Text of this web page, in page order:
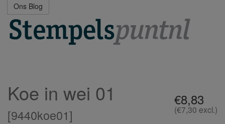
Ons Blog
€8,83
(€7,30 excl.)
Koe in wei 01
[9440koe01]